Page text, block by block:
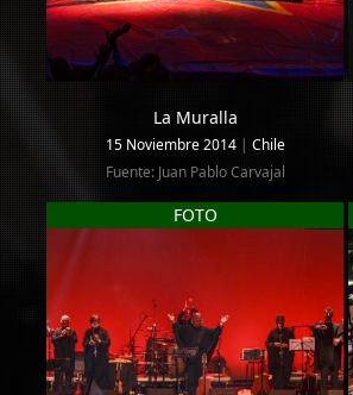
La Muralla
15 Noviembre 2014 | Chile
Fuente: Juan Pablo Carvajal
FOTO